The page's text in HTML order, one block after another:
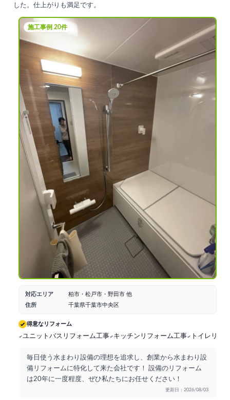
した。仕上がりも満足です。
施工事例 20件
対応エリア
柏市・松戸市・野田市 他
住所
千葉県千葉市中央区
得意なリフォーム
ユニットバスリフォーム工事 キッチンリフォーム工事 トイレリフ
毎日使う水まわり設備の理想を追求し、創業から水まわり設
備リフォームに特化して来た会社です！ 設備のリフォーム
は20年に一度程度、ぜひ私たちにお任せください！
更新日：2026/08/03